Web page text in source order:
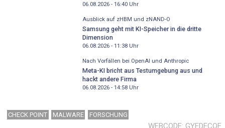
06.08.2026 - 16:40Uhr
Ausblick auf zHBM und zNAND-O
Samsung geht mit KI-Speicher in die dritte
Dimension
06.08.2026 - 11:38Uhr
Nach Vorfällen bei OpenAI und Anthropic
Meta-KI bricht aus Testumgebung aus und
hackt andere Firma
06.08.2026 - 14:58Uhr
CHECK POINT MALWARE FORSCHUNG
WEBCODE GYEDECQF